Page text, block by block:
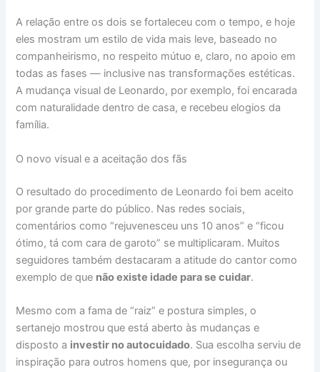
A relação entre os dois se fortaleceu com o tempo, e hoje
eles mostram um estilo de vida mais leve, baseado no
companheirismo, no respeito mútuo e, claro, no apoio em
todas as fases — inclusive nas transformações estéticas.
A mudança visual de Leonardo, por exemplo, foi encarada
com naturalidade dentro de casa, e recebeu elogios da
família.
O novo visual e a aceitação dos fãs
O resultado do procedimento de Leonardo foi bem aceito
por grande parte do público. Nas redes sociais,
comentários como “rejuvenesceu uns 10 anos” e “ficou
ótimo, tá com cara de garoto” se multiplicaram. Muitos
seguidores também destacaram a atitude do cantor como
exemplo de que não existe idade para se cuidar.
Mesmo com a fama de “raiz” e postura simples, o
sertanejo mostrou que está aberto às mudanças e
disposto a investir no autocuidado. Sua escolha serviu de
inspiração para outros homens que, por insegurança ou